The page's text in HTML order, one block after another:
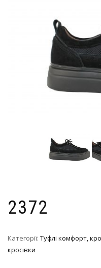
2372
Категорії: Туфлі комфорт,
кросівки